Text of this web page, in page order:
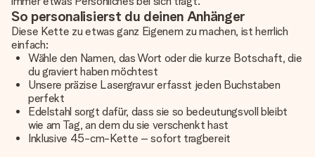
So personalisierst du deinen Anhänger
Diese Kette zu etwas ganz Eigenem zu machen, ist herrlich
einfach:
Wähle den Namen, das Wort oder die kurze Botschaft, die
du graviert haben möchtest
Unsere präzise Lasergravur erfasst jeden Buchstaben
perfekt
Edelstahl sorgt dafür, dass sie so bedeutungsvoll bleibt
wie am Tag, an dem du sie verschenkt hast
Inklusive 45-cm-Kette – sofort tragbereit